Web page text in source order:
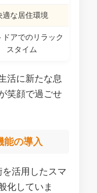
適な居住環境
ドアでのリラック
スタイム
活に新たな息
笑顔で過ごせ
能の導入
活用したスマ
化していま